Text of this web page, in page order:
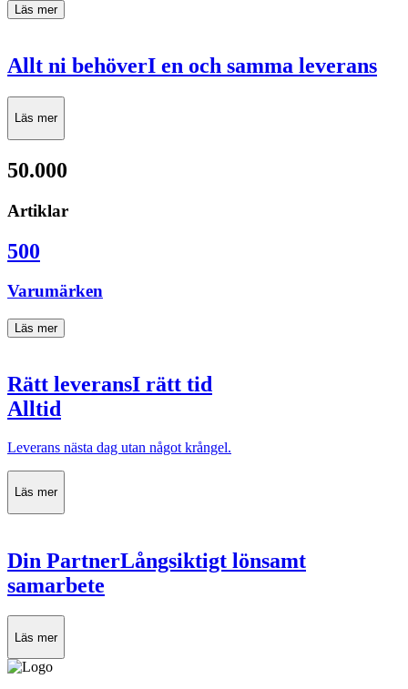
Läs mer
Allt ni behöverI en och samma leverans
Läs mer
50.000
Artiklar
500
Varumärken
Läs mer
Rätt leveransI rätt tid
Alltid
Leverans nästa dag utan något krångel.
Läs mer
Din PartnerLångsiktigt lönsamt
samarbete
Läs mer